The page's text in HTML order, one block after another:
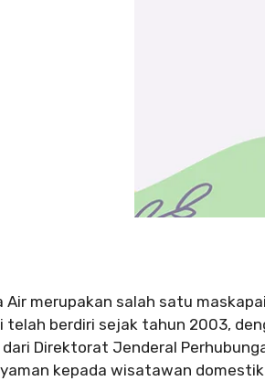
Air merupakan salah satu
telah berdiri sejak tahun 2003,
Direktorat Jenderal
kepada wisatawan